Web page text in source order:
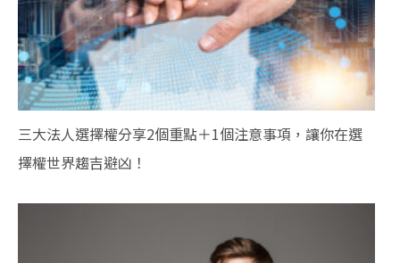
三大法人選擇權分享2個重點＋1個注意事項，讓你在選
擇權世界趨吉避凶！